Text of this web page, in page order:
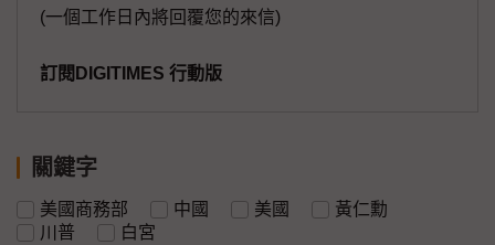
(一個工作日內將回覆您的來信)
訂閱DIGITIMES 行動版
關鍵字
美國商務部 中國 美國
黃仁勳
川普
白宮